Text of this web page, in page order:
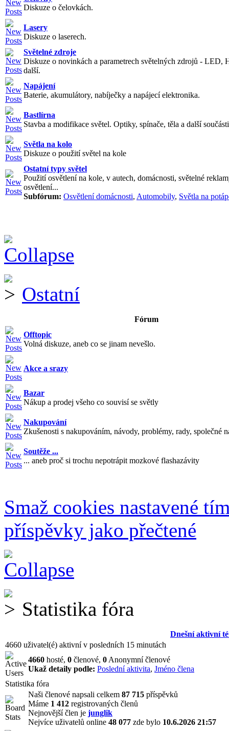
Diskuze o čelovkách.
Lasery
Diskuze o laserech.
Světelné zdroje
Diskuze o novinkách a parametrech světelných zdrojů - LED,
další.
Napájení
Baterie, akumulátory, nabíječky a napájecí elektronika.
Bastlírna
Stavba a modifikace světel. Optiky, spínače, těla a další
Světla na kolo
Diskuze o použití světel na kole
Ostatní typy světel
Použití osvětlení na kole, v autech, domácnosti, světelné
osvětlení...
Subfórum: Osvětlení domácnosti, Automobily, Světla na
Ostatní
Fórum
Offtopic
Volná diskuze, aneb co se jinam nevešlo.
Akce a srazy
Bazar
Nákup a prodej všeho co souvisí se světly
Nakupování
Zkušenosti s nakupováním, návody, problémy, rady, společné
Soutěže ...
... aneb proč si trochu nepotrápit mozkové flashazávity
Smaž cookies nastavené
příspěvky jako přečtené
Statistika fóra
Dnešní aktivní
4660 uživatel(é) aktivní v posledních 15 minutách
4660 hosté, 0 členové, 0 Anonymní členové
Ukaž detaily podle: Poslední aktivita, Jméno člena
Statistika fóra
Naši členové napsali celkem 87 715 příspěvků
Máme 1 412 registrovaných členů
Nejnovější člen je junglik
Nejvíce uživatelů online 48 077 zde bylo 10.6.2026 21:57